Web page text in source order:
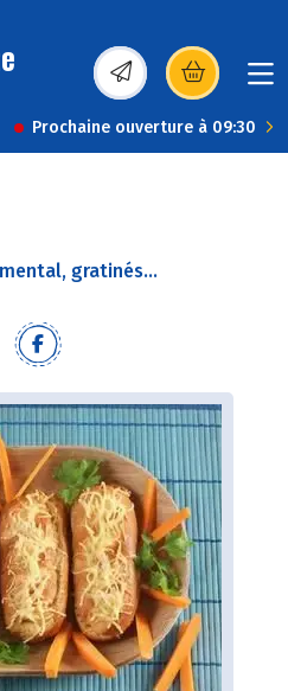
(s’ouvre dans une
Prochaine ouverture à 09:30
gratinés...